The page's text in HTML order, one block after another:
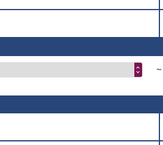
～